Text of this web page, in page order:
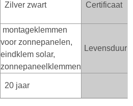
Zilver zwart Certificaat
montageklemmen
voor zonnepanelen,
eindklem solar,
zonnepaneelklemmen
Levensduur:
20 jaar